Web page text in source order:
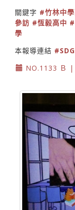
關鍵字 #竹林中
參訪 #恆毅高中
學
本報導連結
NO.1133 Ｂ |